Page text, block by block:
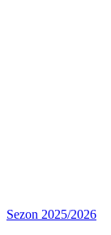
Resursa
Sezon 2025/2026